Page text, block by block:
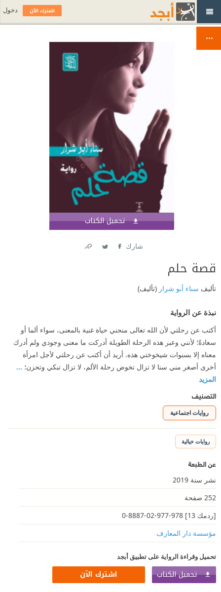
تحميل الكتاب
شارك
قصة حلم
تأليف سناء أبو شرار (تأليف)
نبذة عن الرواية
أكتب عن رحلتي لأن الله تعالى منحني حياة غنية بالمعنى، سواء ألما أو
سعادةً؛ لأنني وعبر هذه الرحلة الطويلة أدركت ما معنى وجودي ولم أدرك
معناه إلا بسنوات شيخوختي هذه. أريد أن أكتب عن رحلتي لأجل امرأة
أخرى أصغر مني سنا لا تزال تخوض رحلة الألم، لا تزال تبكي وتحزن؛ ...
المزيد
التصنيف
روايات اجتماعية
روايات خيالية
عن الطبعة
نشر سنة 2019
252 صفحة
[ردمك 13] 978-977-02-8887-0
مؤسسة دار المعارف
تحميل وقراءة الرواية على تطبيق أبجد
تحميل الكتاب اشترك الآن
اشترك الآن دخول